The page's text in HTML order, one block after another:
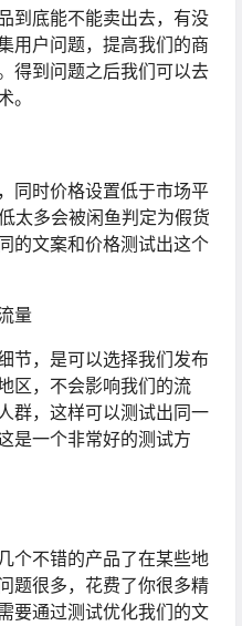
到底能不能卖出去，有没
用户问题，提高我们的商
得到问题之后我们可以去
。
同时价格设置低于市场平
太多会被闲鱼判定为假货
的文案和价格测试出这个
量
节，是可以选择我们发布
区，不会影响我们的流
群，这样可以测试出同一
是一个非常好的测试方
个不错的产品了在某些地
题很多，花费了你很多精
要通过测试优化我们的文